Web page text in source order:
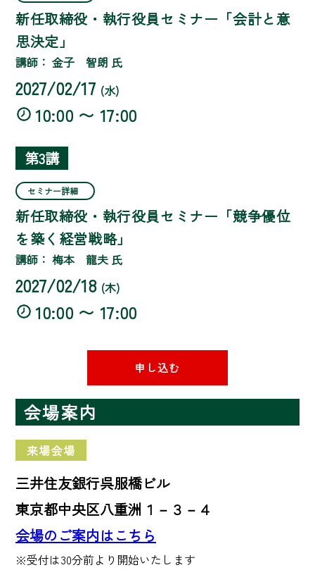
新任取締役・執行役員セミナー「会計と意
思決定」
講師： 金子 智朗 氏
2027/02/17 (水)
10:00 〜 17:00
第3講
新任取締役・執行役員セミナー「競争優位
を築く経営戦略」
セミナー詳細
講師： 梅本 龍夫 氏
2027/02/18 (木)
10:00 〜 17:00
申し込む
会場案内
来場会場
三井住友銀行呉服橋ビル
東京都中央区八重洲１－３－４
会場のご案内はこちら
※受付は30分前より開始いたします